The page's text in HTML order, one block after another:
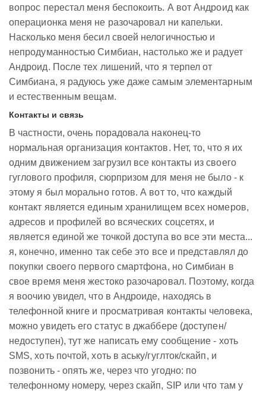
вопрос перестал меня беспокоить. А вот Андроид как
операционка меня не разочаровал ни капельки.
Насколько меня бесил своей нелогичностью и
непродуманностью Симбиан, настолько же и радует
Андроид. После тех лишений, что я терпел от
Симбиана, я радуюсь уже даже самым элементарным
и естественным вещам.
Контакты и связь
В частности, очень порадовала наконец-то
нормальная организация контактов. Нет, то, что я их
одним движением загрузил все контакты из своего
гуглового профиля, сюрпризом для меня не было - к
этому я был морально готов. А вот то, что каждый
контакт является единым хранилищем всех номеров,
адресов и профилей во всяческих соцсетях, и
является единой же точкой доступа во все эти места...
я, конечно, именно так себе это все и представлял до
покупки своего первого смартфона, но Симбиан в
свое время меня жестоко разочаровал. Поэтому, когда
я воочию увидел, что в Андроиде, находясь в
телефонной книге и просматривая контакты человека,
можно увидеть его статус в джаббере (доступен/
недоступен), тут же написать ему сообщение - хоть
SMS, хоть почтой, хоть в аську/гуглток/скайп, и
позвонить - опять же, через что угодно: по
телефонному номеру, через скайп, SIP или что там у